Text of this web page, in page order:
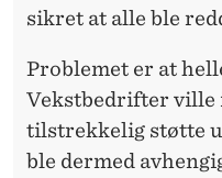
sikret at alle ble
Problemet er at
Vekstbedrifter ville
tilstrekkelig støtte
ble dermed